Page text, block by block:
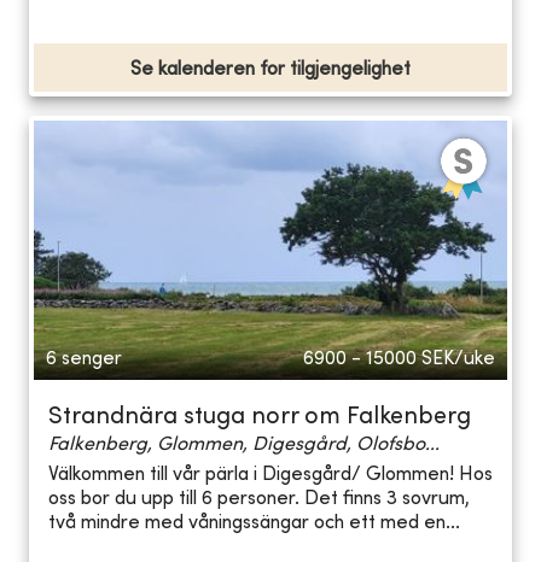
Se kalenderen for tilgjengelighet
6 senger 6900 - 15000 SEK/uke
Strandnära stuga norr om Falkenberg
Falkenberg, Glommen, Digesgård, Olofsbo...
Välkommen till vår pärla i Digesgård/ Glommen! Hos
oss bor du upp till 6 personer. Det finns 3 sovrum,
två mindre med våningssängar och ett med en...